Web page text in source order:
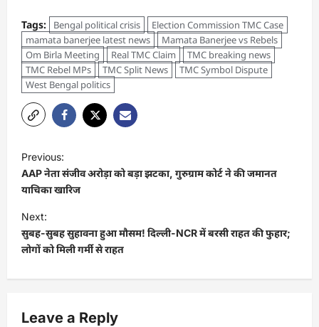
Tags: Bengal political crisis
Election Commission TMC Case
mamata banerjee latest news
Mamata Banerjee vs Rebels
Om Birla Meeting
Real TMC Claim
TMC breaking news
TMC Rebel MPs
TMC Split News
TMC Symbol Dispute
West Bengal politics
Previous:
AAP नेता संजीव अरोड़ा को बड़ा झटका, गुरुग्राम कोर्ट ने की जमानत
याचिका खारिज
Next:
सुबह-सुबह सुहावना हुआ मौसम! दिल्ली-NCR में बरसी राहत की फुहार;
लोगों को मिली गर्मी से राहत
Leave a Reply